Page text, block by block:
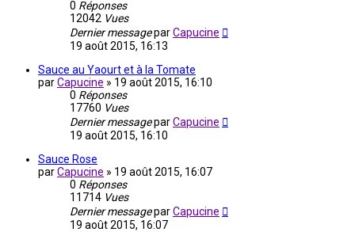
0 Réponses
12042 Vues
Dernier messageparCapucine
19 août 2015, 16:13
Sauce au Yaourt et à la Tomate
parCapucine » 19 août 2015, 16:10
0 Réponses
17760 Vues
Dernier messageparCapucine
19 août 2015, 16:10
Sauce Rose
parCapucine » 19 août 2015, 16:07
0 Réponses
11714 Vues
Dernier messageparCapucine
19 août 2015, 16:07